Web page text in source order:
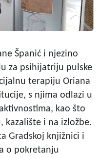
Španić i njezino
za psihijatriju pulske
terapiju Oriana
s njima odlazi u
kao što
kazalište i na izložbe.
Gradskoj knjižnici i
o pokretanju